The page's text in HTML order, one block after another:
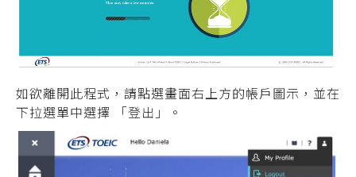
如欲離開此程式，請點選畫面右上方的帳戶圖示，並在
下拉選單中選擇 「登出」。